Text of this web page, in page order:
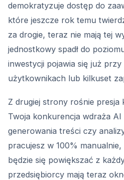
demokratyzuje dostęp do
które jeszcze rok temu
za drogie, teraz nie mają tej
jednostkowy spadł do
inwestycji pojawia się już przy
użytkownikach lub kilkuset
Z drugiej strony rośnie presja
Twoja konkurencja wdraża AI
generowania treści czy
pracujesz w 100%
będzie się powiększać z
przedsiębiorcy mają teraz